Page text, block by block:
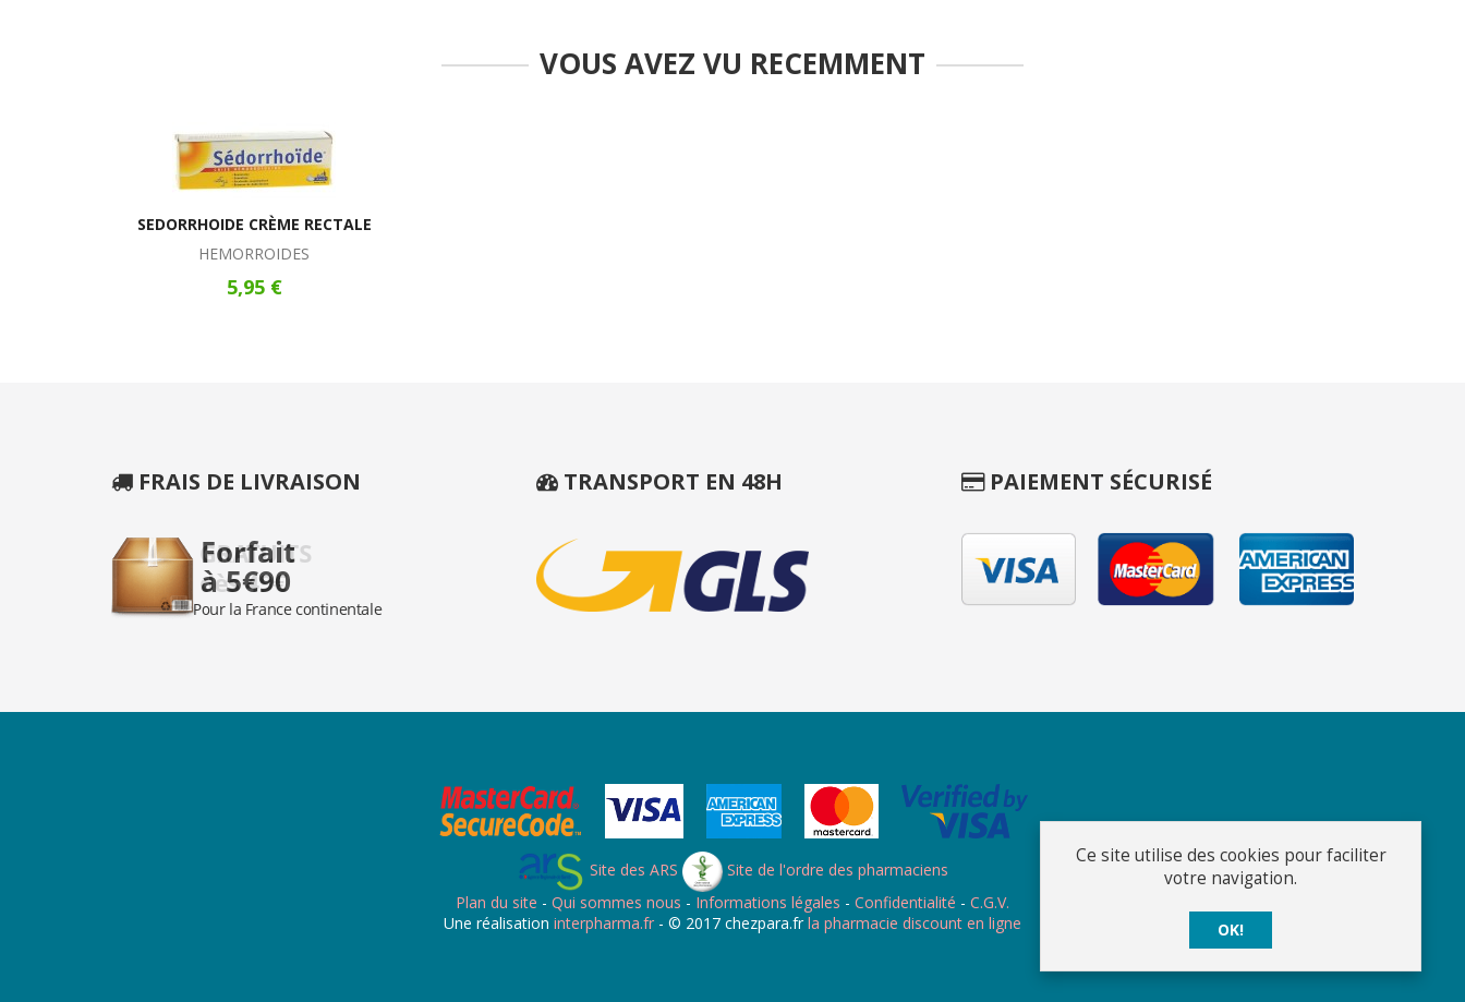
VOUS AVEZ VU RECEMMENT
SEDORRHOIDE CRÈME RECTALE
HEMORROIDES
5,95 €
FRAIS DE LIVRAISON TRANSPORT EN 48H PAIEMENT SÉCURISÉ
Site des ARS
Site de l'ordre des pharmaciens
Plan du site - Qui sommes nous - Informations légales - Confidentialité - C.G.V.
Une réalisation interpharma.fr- © 2017 chezpara.frla pharmacie discount en ligne
Ce site utilise des cookies pour faciliter
votre navigation.
OK!